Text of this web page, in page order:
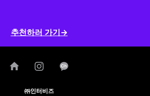
추천하러 가기→
㈜인터비즈